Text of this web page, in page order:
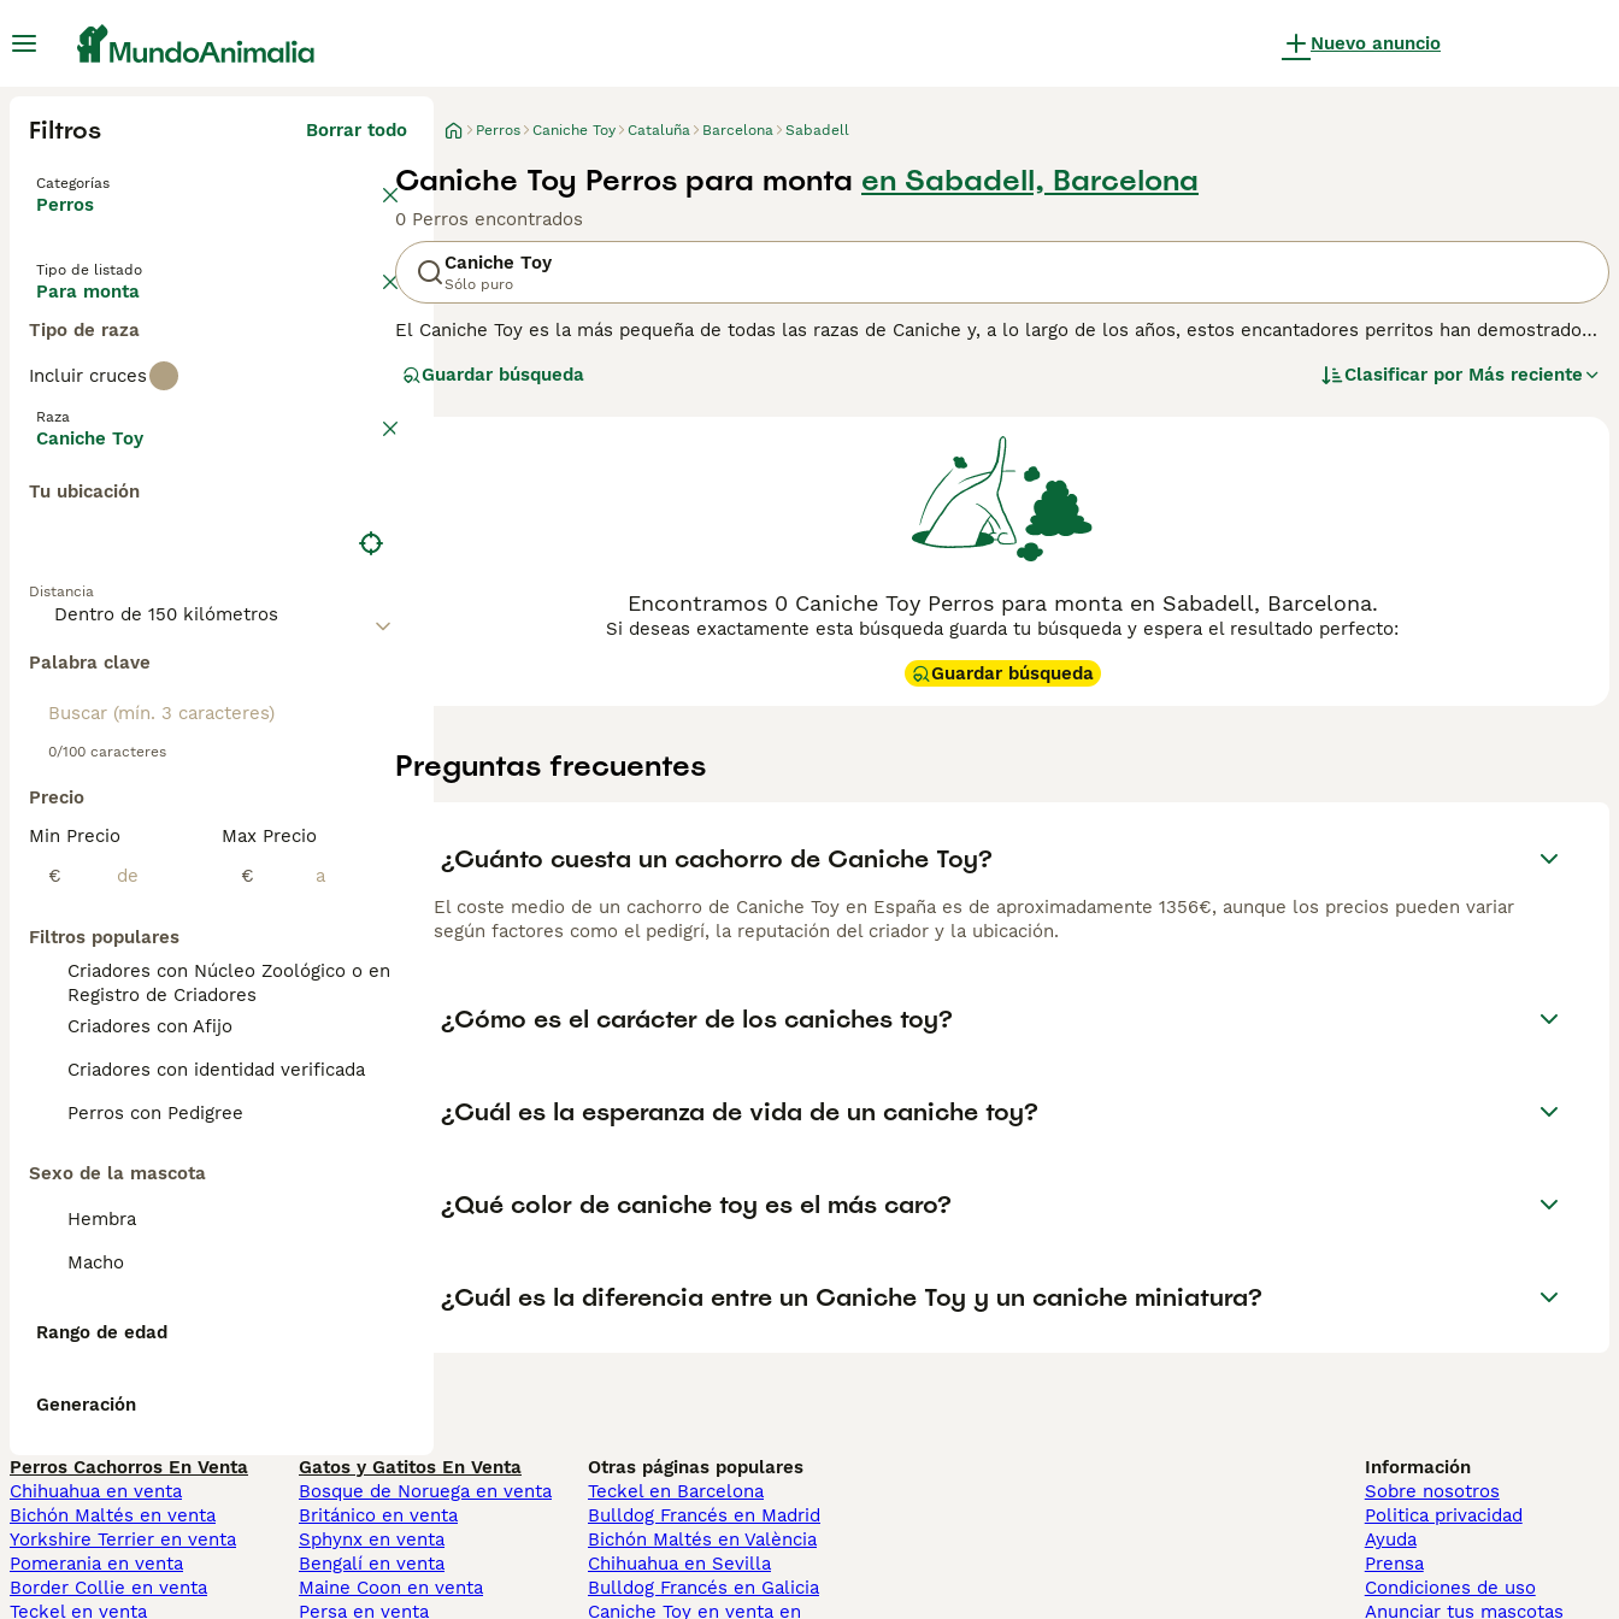
Nuevo anuncio
Filtros Borrar todo
Categorías
Perros
Tipo de listado
Para monta
Tipo de raza
Incluir cruces
Raza
Caniche Toy
Tu ubicación
Distancia
Palabra clave
0/100 caracteres
Precio
Min Precio
€
Max Precio
€
Filtros populares
Criadores con Núcleo Zoológico o en el
Registro de Criadores
Criadores con Afijo
Criadores con identidad verificada
Perros con Pedigree
Sexo de la mascota
Hembra
Macho
Rango de edad
Generación
Perros Caniche Toy Cataluña Barcelona Sabadell
Caniche Toy Perros para monta en Sabadell, Barcelona
0 Perros encontrados
Caniche Toy
Sólo puro
El Caniche Toy es la más pequeña de todas las razas de Caniche y, a lo largo de los años, estos encantadores perritos han demostrado
Mediano y el Miniatura, el Caniche Toy no pierde pelo y este hecho, junto con su gran inteligencia, ha significado que estos encantadores
gracias a su disposición para realizar tareas y por su alegría general.
para obtener información sobre esta raza de perro.
Guardar búsqueda Clasificar por Más reciente
Encontramos 0 Caniche Toy Perros para monta en Sabadell, Barcelona.
Si deseas exactamente esta búsqueda guarda tu búsqueda y espera el resultado perfecto:
Guardar búsqueda
Preguntas frecuentes
¿Cuánto cuesta un cachorro de Caniche Toy?
El coste medio de un cachorro de Caniche Toy en España es de aproximadamente 1356€, aunque los precios pueden variar
según factores como el pedigrí, la reputación del criador y la ubicación.
¿Cómo es el carácter de los caniches toy?
¿Cuál es la esperanza de vida de un caniche toy?
¿Qué color de caniche toy es el más caro?
¿Cuál es la diferencia entre un Caniche Toy y un caniche miniatura?
Perros Cachorros En Venta
Chihuahua en venta
Bichón Maltés en venta
Yorkshire Terrier en venta
Pomerania en venta
Border Collie en venta
Teckel en venta
Gatos y Gatitos En Venta
Bosque de Noruega en venta
Británico en venta
Sphynx en venta
Bengalí en venta
Maine Coon en venta
Persa en venta
Otras páginas populares
Teckel en Barcelona
Bulldog Francés en Madrid
Bichón Maltés en València
Chihuahua en Sevilla
Bulldog Francés en Galicia
Caniche Toy en venta en
Información
Sobre nosotros
Politica privacidad
Ayuda
Prensa
Condiciones de uso
Anunciar tus mascotas